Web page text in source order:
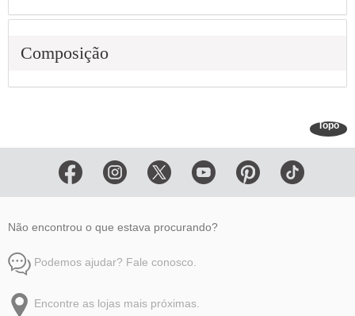
Composição
Topo
Não encontrou o que estava procurando?
Podemos ajudar? Fale conosco.
Encontre as lojas mais próximas.